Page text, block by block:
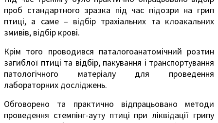
проб стандартного зразка під час підозри на грип
птиці, а саме – відбір трахіальних та клоакальних
змивів, відбір крові.
Крім того проводився паталогоанатомічний розтин
загиблої птиці та відбір, пакування і транспортування
патологічного матеріалу для проведення
лабораторних досліджень.
Обговорено та практично відпрацьовано методи
проведення стемпінг-ауту птиці при ліквідації грипу